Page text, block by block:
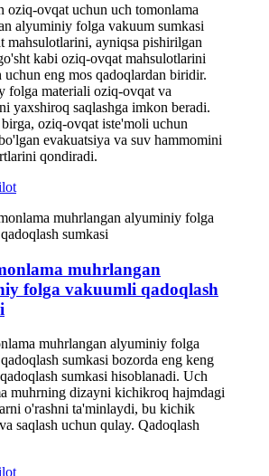
oziq-ovqat uchun uch tomonlama
alyuminiy folga vakuum sumkasi
mahsulotlarini, ayniqsa pishirilgan
kabi oziq-ovqat mahsulotlarini
uchun eng mos qadoqlardan biridir.
folga materiali oziq-ovqat va
yaxshiroq saqlashga imkon beradi.
oziq-ovqat iste'moli uchun
evakuatsiya va suv hammomini
qondiradi.
muhrlangan
folga vakuumli qadoqlash
muhrlangan alyuminiy folga
sumkasi bozorda eng keng
sumkasi hisoblanadi. Uch
muhrning dizayni kichikroq hajmdagi
o'rashni ta'minlaydi, bu kichik
saqlash uchun qulay. Qadoqlash